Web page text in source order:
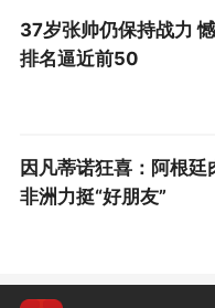
球人的坚持和毅力
提到了小球员的使
子如果说他们喜欢
的环境。我们小的时
环长大的，影响到
的一员是一件光荣
37岁张帅仍保持战力
排名逼近前50
因凡蒂诺狂喜：阿根廷
非洲力挺“好朋友”